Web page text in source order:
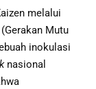
melalui
Mutu
inokulasi
nasional